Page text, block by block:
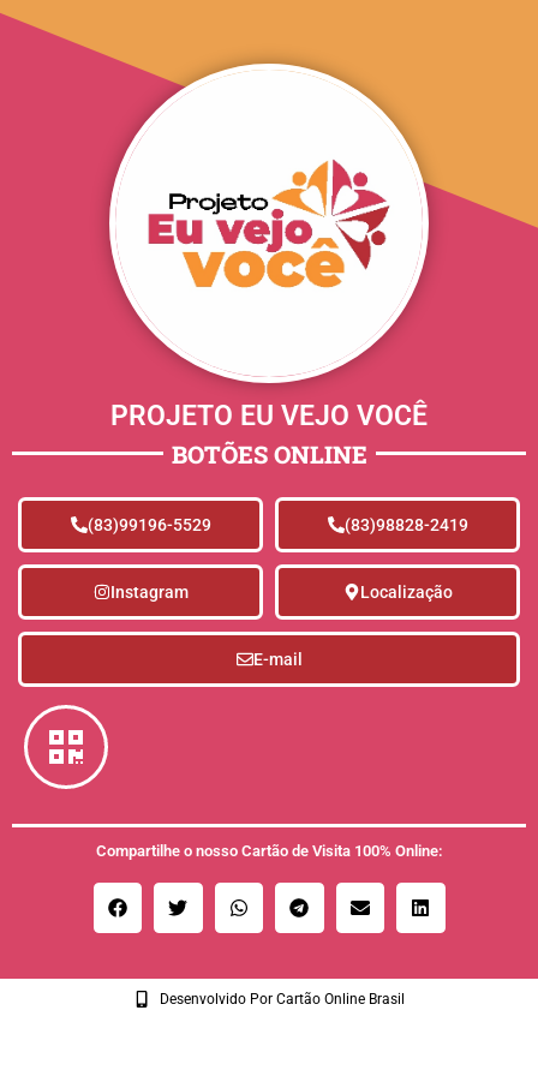
PROJETO EU VEJO VOCÊ
BOTÕES ONLINE
(83)99196-5529 (83)98828-2419
Instagram Localização
E-mail
Compartilhe o nosso Cartão de Visita 100% Online:
Desenvolvido Por Cartão Online Brasil